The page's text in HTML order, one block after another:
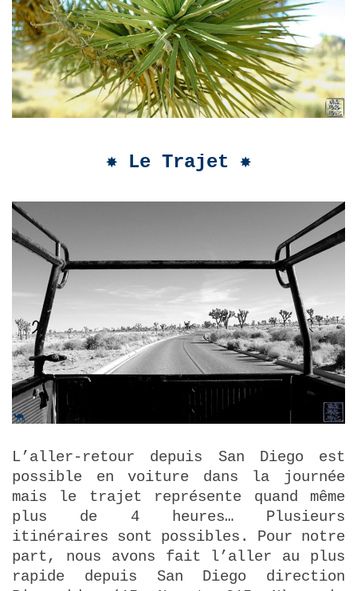
✸ Le Trajet ✸
L’aller-retour depuis San Diego est
possible en voiture dans la journée
mais le trajet représente quand même
plus de 4 heures… Plusieurs
itinéraires sont possibles. Pour notre
part, nous avons fait l’aller au plus
rapide depuis San Diego direction